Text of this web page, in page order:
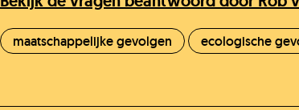
maatschappelijke gevolgen ecologische